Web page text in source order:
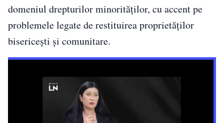
domeniul drepturilor minorităților, cu accent pe
problemele legate de restituirea proprietăților
bisericești și comunitare.